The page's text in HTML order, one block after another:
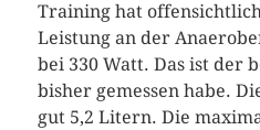
Training hat
Leistung an der
bei 330 Watt. Das ist der
bisher gemessen habe.
gut 5,2 Litern. Die